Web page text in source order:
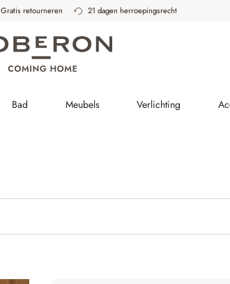
Gratis retourneren 21 dagen herroepingsrecht
Bad Meubels Verlichting